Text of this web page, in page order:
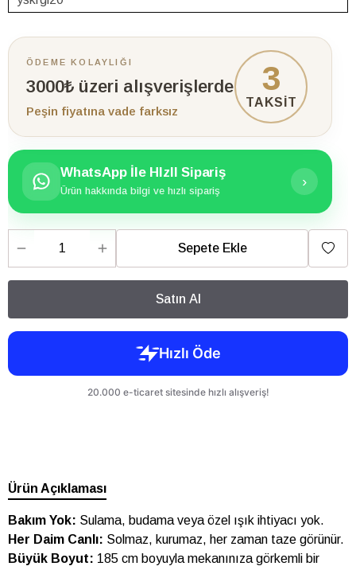
ÖDEME KOLAYLIĞI
3000₺ üzeri alışverişlerde
Peşin fiyatına vade farksız
3
TAKSİT
WhatsApp İle HIzlI Sipariş
Ürün hakkında bilgi ve hızlı sipariş
›
Sepete Ekle
Satın Al
Ürün Açıklaması
Bakım Yok: Sulama, budama veya özel ışık ihtiyacı yok.
Her Daim Canlı: Solmaz, kurumaz, her zaman taze görünür.
Büyük Boyut: 185 cm boyuyla mekanınıza görkemli bir